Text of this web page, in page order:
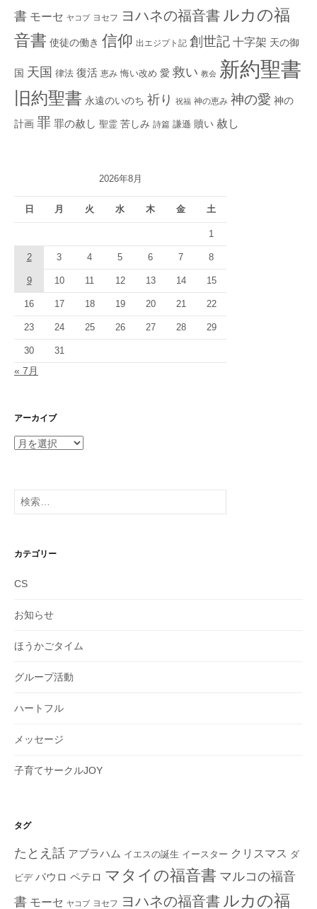
書 モーセ ヤコブ ヨセフ ヨハネの福音書 ルカの福
音書 使徒の働き 信仰 出エジプト記 創世記 十字架 天の御
国 天国 律法 復活 恵み 悔い改め 愛 救い 教会 新約聖書
旧約聖書 永遠のいのち 祈り 祝福 神の恵み 神の愛 神の
計画 罪 罪の赦し 聖霊 苦しみ 詩篇 謙遜 贖い 赦し
2026年8月
日 月 火 水 木 金 土
1
2 3 4 5 6 7 8
9 10 11 12 13 14 15
16 17 18 19 20 21 22
23 24 25 26 27 28 29
30 31
« 7月
アーカイブ
ア
イ
ブ
検
索:
カテゴリー
CS
お知らせ
ほうかごタイム
グループ活動
ハートフル
メッセージ
子育てサークルJOY
タグ
たとえ話 アブラハム イエスの誕生 イースター クリスマス ダ
ビデ パウロ ペテロ マタイの福音書 マルコの福音
書 モーセ ヤコブ ヨセフ ヨハネの福音書 ルカの福